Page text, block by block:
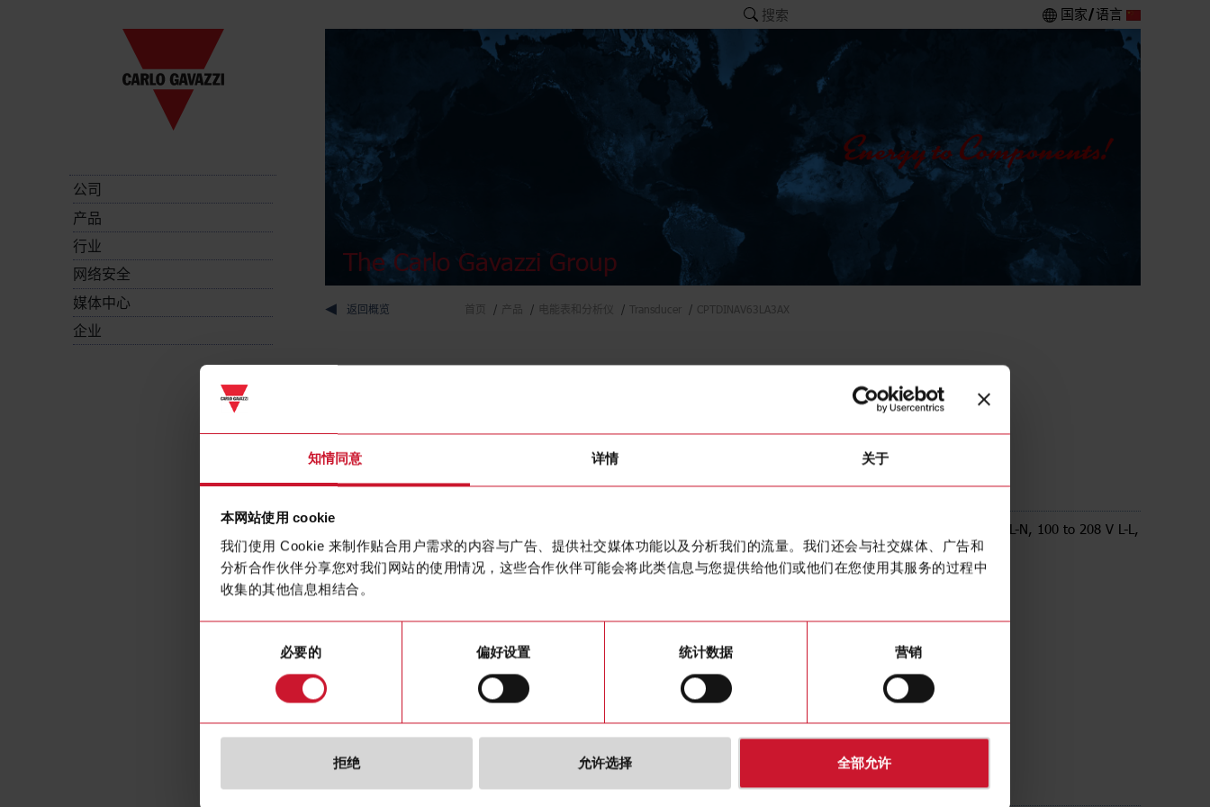
知情同意 详情 关于
本网站使用 cookie
我们使用 Cookie 来制作贴合用户需求的内容与广告、提供社交媒体功能以及分析我们的流量。我们还会与社交媒体、广告和
分析合作伙伴分享您对我们网站的使用情况，这些合作伙伴可能会将此类信息与您提供给他们或他们在您使用其服务的过程中
收集的其他信息相结合。
必要的 偏好设置 统计数据 营销
拒绝 允许选择 全部允许
公司
产品
行业
网络安全
媒体中心
企业
搜索 国家/语言
The Carlo Gavazzi Group
返回概览 首页 产品 电能表和分析仪 Transducer CPTDINAV63LA3AX
联系我们
Three phase Energy transducer, 57 to 120 V L-N, 100 to 208 V L-L,
5 (6) A, 3 analogue output 20 mA dc
规格 下载